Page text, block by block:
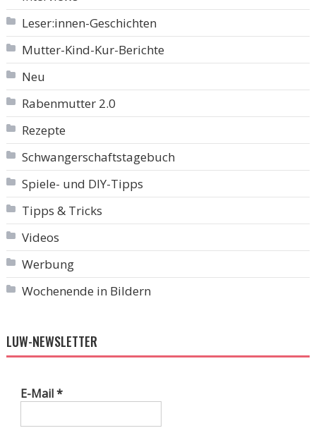
Leser:innen-Geschichten
Mutter-Kind-Kur-Berichte
Neu
Rabenmutter 2.0
Rezepte
Schwangerschaftstagebuch
Spiele- und DIY-Tipps
Tipps & Tricks
Videos
Werbung
Wochenende in Bildern
LUW-NEWSLETTER
E-Mail*